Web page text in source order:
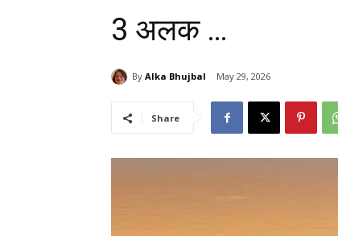
3 अलक …
By Alka Bhujbal May 29, 2026
Share